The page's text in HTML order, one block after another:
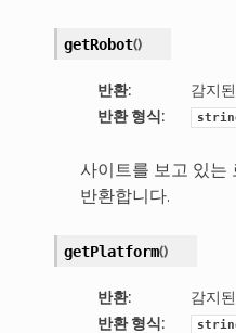
getRobot()
반환:
감지
반환 형식:
사이트를 보고 있는
반환합니다.
getPlatform()
반환:
감지
반환 형식: